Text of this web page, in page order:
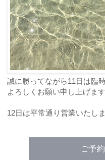
誠に勝ってながら11日は臨
よろしくお願い申し上げます
12日は平常通り営業いたしま
ご予